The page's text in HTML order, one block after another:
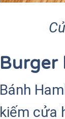
Burger
Bánh
kiếm cửa